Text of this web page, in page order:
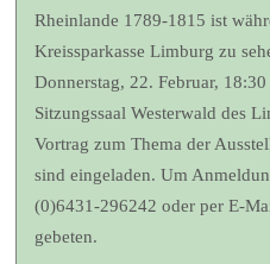
Rheinlande 1789-1815 ist
Kreissparkasse Limburg zu
Donnerstag, 22. Februar,
Sitzungssaal Westerwald des
Vortrag zum Thema der
sind eingeladen. Um
(0)6431-296242 oder per E-
gebeten.